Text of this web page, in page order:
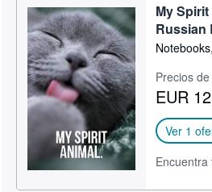
My
Russian
Precios
EUR
Ver 1
Encuentra